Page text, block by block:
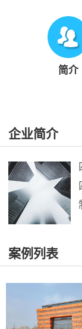
简介
企业简介
案例列表